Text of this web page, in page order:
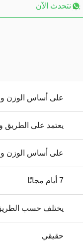
نتحدث الآن
على أساس الوزن
يعتمد على الطريق
على أساس الوزن
7 أيام مجانًا
يختلف حسب
حقيقي